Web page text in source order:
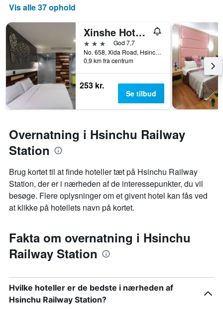
Vis alle 37 ophold
Xinshe Hotel - Hsinchu
3 stjernerGod 7,7
No. 658, Xida Road, Hsinchu, Taiwan
0,9 km fra centrum
253 kr.
Se tilbud
Overnatning i Hsinchu Railway
Station
Brug kortet til at finde hoteller tæt på Hsinchu Railway
Station, der er i nærheden af de interessepunkter, du vil
besøge. Flere oplysninger om et givent hotel kan fås ved
at klikke på hotellets navn på kortet.
Fakta om overnatning i Hsinchu
Railway Station
Hvilke hoteller er de bedste i nærheden af
Hsinchu Railway Station?